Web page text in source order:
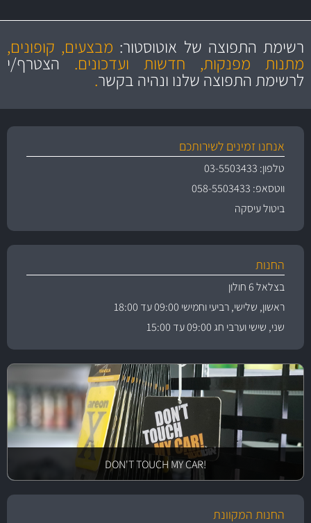
מקצועיות
ושירות מצויין
מחירים
הוגנים
והיצע מוצרים איכותירשימת התפוצה של אוטוסטור: מבצעים, קופונים,
מתנות מפנקות, חדשות ועדכונים.הצטרף/י
לרשימת התפוצה שלנו ונהיה בקשר.
אנחנו זמינים לשירותכם
טלפון: 03-5503433
ווטסאפ: 058-5503433
ביטול עיסקה
החנות
בצלאל 6 חולון
ראשון, שלישי, רביעי וחמישי 09:00 עד 18:00
שני, שישי וערבי חג 09:00 עד 15:00
!DON'T TOUCH MY CAR
החנות המקוונת